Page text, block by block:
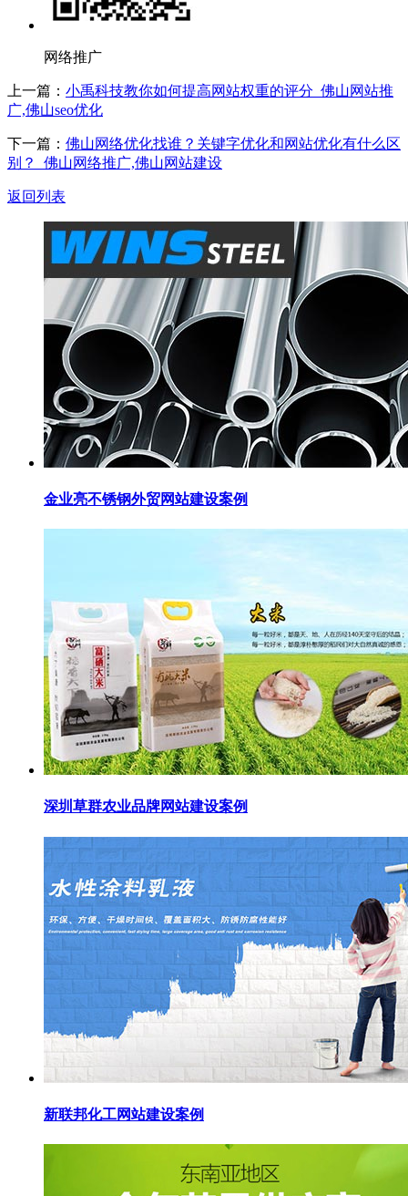
网络推广
上一篇： 小禹科技教你如何提高网站权重的评分_佛山网站推
广,佛山seo优化
下一篇： 佛山网络优化找谁？关键字优化和网站优化有什么区
别？_佛山网络推广,佛山网站建设
返回列表
金业亮不锈钢外贸网站建设案例
深圳草群农业品牌网站建设案例
新联邦化工网站建设案例